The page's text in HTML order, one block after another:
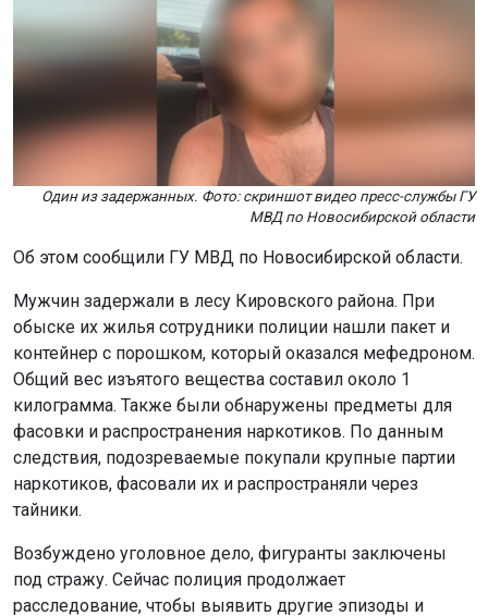
Один из задержанных. Фото: скриншот видео пресс-службы ГУ
МВД по Новосибирской области
Об этом сообщили ГУ МВД по Новосибирской области.
Мужчин задержали в лесу Кировского района. При
обыске их жилья сотрудники полиции нашли пакет и
контейнер с порошком, который оказался мефедроном.
Общий вес изъятого вещества составил около 1
килограмма. Также были обнаружены предметы для
фасовки и распространения наркотиков. По данным
следствия, подозреваемые покупали крупные партии
наркотиков, фасовали их и распространяли через
тайники.
Возбуждено уголовное дело, фигуранты заключены
под стражу. Сейчас полиция продолжает
расследование, чтобы выявить другие эпизоды и